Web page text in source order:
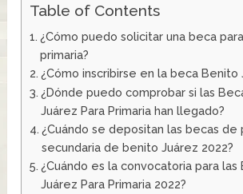
Table of Contents
¿Cómo puedo solicitar una beca
primaria?
¿Cómo inscribirse en la beca Benito
¿Dónde puedo comprobar si las
Juárez Para Primaria han llegado?
¿Cuándo se depositan las becas de
secundaria de benito Juárez 2022?
¿Cuándo es la convocatoria para las
Juárez Para Primaria 2022?